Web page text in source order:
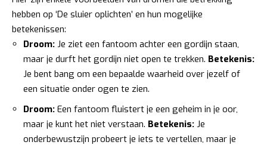
hebben op ‘De sluier oplichten’ en hun mogelijke
betekenissen:
Droom: Je ziet een fantoom achter een gordijn staan,
maar je durft het gordijn niet open te trekken. Betekenis:
Je bent bang om een bepaalde waarheid over jezelf of
een situatie onder ogen te zien.
Droom: Een fantoom fluistert je een geheim in je oor,
maar je kunt het niet verstaan. Betekenis: Je
onderbewustzijn probeert je iets te vertellen, maar je